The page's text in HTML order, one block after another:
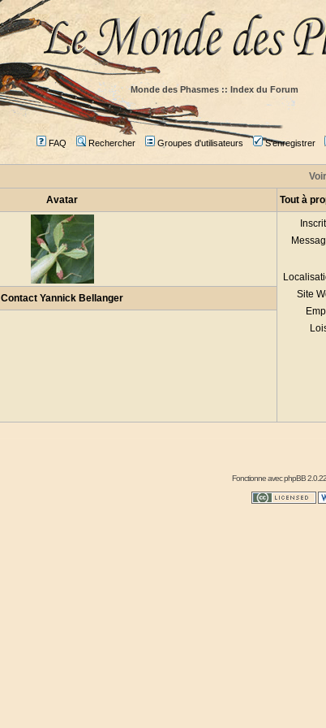
Monde des Phasmes :: Index du Forum
FAQ Rechercher Groupes d'utilisateurs S'enregistrer
Avatar Tout à
Site
Contact Yannick Bellanger
Fonctionne avecphpBB